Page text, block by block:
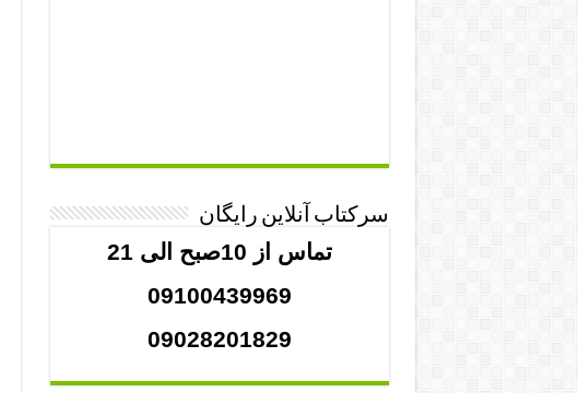
سرکتاب آنلاین رایگان
تماس از 10صبح الی 21
09100439969
09028201829